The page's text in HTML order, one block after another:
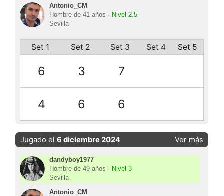
Antonio_CM
Hombre de 41 años · Nivel 2.5
Sevilla
Set 1 Set 2 Set 3 Set 4 Set 5
6 3 7
4 6 6
Jugado el6 diciembre 2024 Ver más
dandyboy1977
Hombre de 49 años · Nivel 3
Sevilla
Antonio_CM